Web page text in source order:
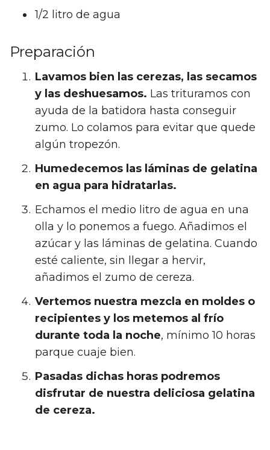
1/2 litro de agua
Preparación
Lavamos bien las cerezas, las secamos
y las deshuesamos. Las trituramos con
ayuda de la batidora hasta conseguir
zumo. Lo colamos para evitar que quede
algún tropezón.
Humedecemos las láminas de gelatina
en agua para hidratarlas.
Echamos el medio litro de agua en una
olla y lo ponemos a fuego. Añadimos el
azúcar y las láminas de gelatina. Cuando
esté caliente, sin llegar a hervir,
añadimos el zumo de cereza.
Vertemos nuestra mezcla en moldes o
recipientes y los metemos al frío
durante toda la noche, mínimo 10 horas
parque cuaje bien.
Pasadas dichas horas podremos
disfrutar de nuestra deliciosa gelatina
de cereza.